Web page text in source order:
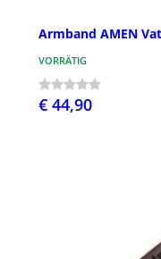
Armband AMEN
VORRÄTIG
€ 44,90